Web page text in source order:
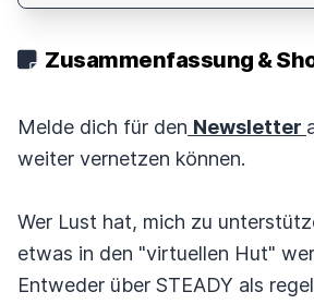
Zusammenfassung &
Melde dich für den Newsletter
weiter vernetzen können.
Wer Lust hat, mich zu
etwas in den "virtuellen Hut"
Entweder über STEADY als